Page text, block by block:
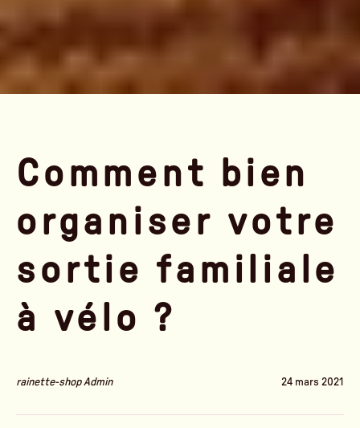
Comment bien
organiser votre
sortie familiale
à vélo ?
rainette-shop Admin 24 mars 2021